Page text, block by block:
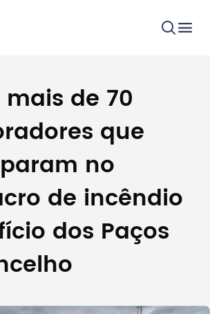
de 70
que
no
de incêndio
dos Paços